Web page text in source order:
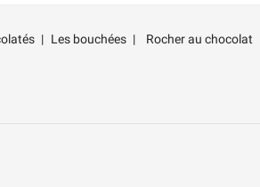
Les bouchées Rocher au chocolat